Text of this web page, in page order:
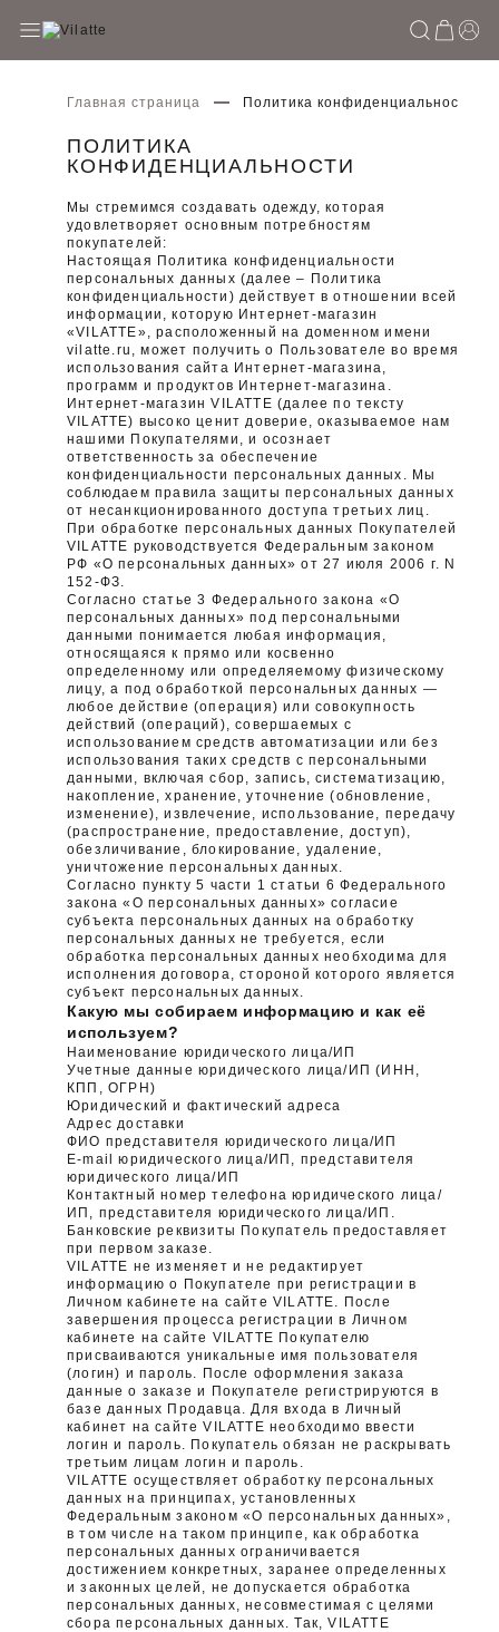
Главная страница Политика конфиденциальности
ПОЛИТИКА
КОНФИДЕНЦИАЛЬНОСТИ
Мы стремимся создавать одежду, которая
удовлетворяет основным потребностям
покупателей:
Настоящая Политика конфиденциальности
персональных данных (далее – Политика
конфиденциальности) действует в отношении всей
информации, которую Интернет-магазин
«VILATTE», расположенный на доменном имени
vilatte.ru, может получить о Пользователе во время
использования сайта Интернет-магазина,
программ и продуктов Интернет-магазина.
Интернет-магазин VILATTE (далее по тексту
VILATTE) высоко ценит доверие, оказываемое нам
нашими Покупателями, и осознает
ответственность за обеспечение
конфиденциальности персональных данных. Мы
соблюдаем правила защиты персональных данных
от несанкционированного доступа третьих лиц.
При обработке персональных данных Покупателей
VILATTE руководствуется Федеральным законом
РФ «О персональных данных» от 27 июля 2006 г. N
152-ФЗ.
Согласно статье 3 Федерального закона «О
персональных данных» под персональными
данными понимается любая информация,
относящаяся к прямо или косвенно
определенному или определяемому физическому
лицу, а под обработкой персональных данных —
любое действие (операция) или совокупность
действий (операций), совершаемых с
использованием средств автоматизации или без
использования таких средств с персональными
данными, включая сбор, запись, систематизацию,
накопление, хранение, уточнение (обновление,
изменение), извлечение, использование, передачу
(распространение, предоставление, доступ),
обезличивание, блокирование, удаление,
уничтожение персональных данных.
Согласно пункту 5 части 1 статьи 6 Федерального
закона «О персональных данных» согласие
субъекта персональных данных на обработку
персональных данных не требуется, если
обработка персональных данных необходима для
исполнения договора, стороной которого является
субъект персональных данных.
Какую мы собираем информацию и как её
используем?
Наименование юридического лица/ИП
Учетные данные юридического лица/ИП (ИНН,
КПП, ОГРН)
Юридический и фактический адреса
Адрес доставки
ФИО представителя юридического лица/ИП
E-mail юридического лица/ИП, представителя
юридического лица/ИП
Контактный номер телефона юридического лица/
ИП, представителя юридического лица/ИП.
Банковские реквизиты Покупатель предоставляет
при первом заказе.
VILATTE не изменяет и не редактирует
информацию о Покупателе при регистрации в
Личном кабинете на сайте VILATTE. После
завершения процесса регистрации в Личном
кабинете на сайте VILATTE Покупателю
присваиваются уникальные имя пользователя
(логин) и пароль. После оформления заказа
данные о заказе и Покупателе регистрируются в
базе данных Продавца. Для входа в Личный
кабинет на сайте VILATTE необходимо ввести
логин и пароль. Покупатель обязан не раскрывать
третьим лицам логин и пароль.
VILATTE осуществляет обработку персональных
данных на принципах, установленных
Федеральным законом «О персональных данных»,
в том числе на таком принципе, как обработка
персональных данных ограничивается
достижением конкретных, заранее определенных
и законных целей, не допускается обработка
персональных данных, несовместимая с целями
сбора персональных данных. Так, VILATTE